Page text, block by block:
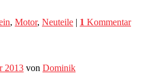
, Motor, Neuteile | 1 Kommentar
2013 von Dominik